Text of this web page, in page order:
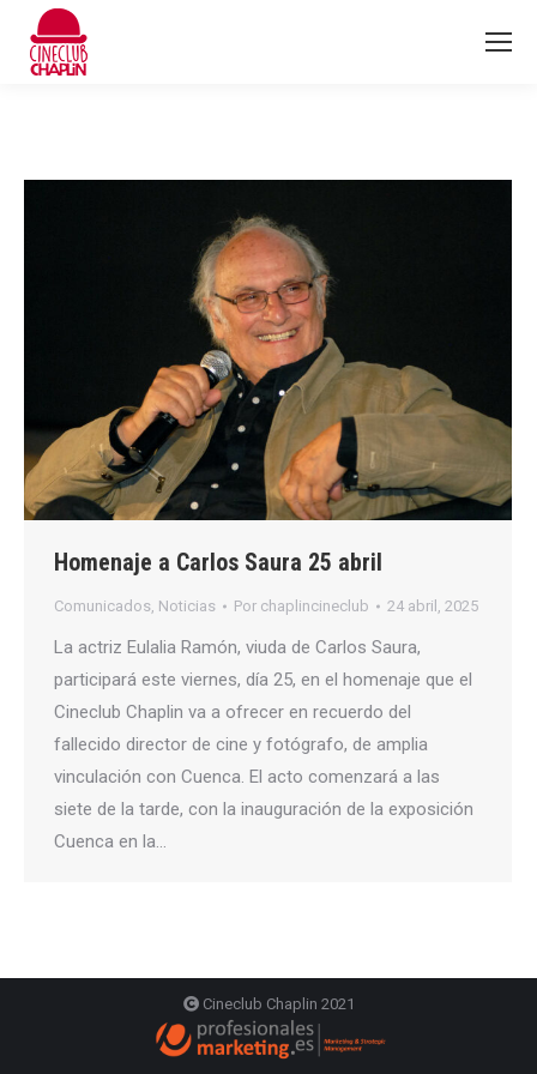
Homenaje a Carlos Saura 25 abril
Comunicados, Noticias Por chaplincineclub 24 abril, 2025
La actriz Eulalia Ramón, viuda de Carlos Saura,
participará este viernes, día 25, en el homenaje que el
Cineclub Chaplin va a ofrecer en recuerdo del
fallecido director de cine y fotógrafo, de amplia
vinculación con Cuenca. El acto comenzará a las
siete de la tarde, con la inauguración de la exposición
Cuenca en la…
Cineclub Chaplin 2021